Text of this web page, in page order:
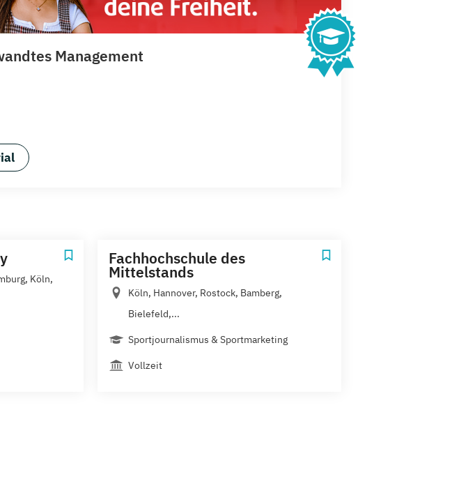
Management
Köln,
Fachhochschule des
Mittelstands
Köln, Hannover, Rostock, Bamberg,
Bielefeld,...
Sportjournalismus & Sportmarketing
Vollzeit